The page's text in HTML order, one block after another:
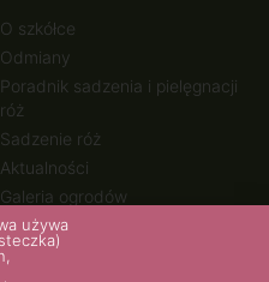
O szkółce
Odmiany
Poradnik sadzenia i pielęgnacji
róż
Sadzenie róż
Aktualności
Galeria ogrodów
używa